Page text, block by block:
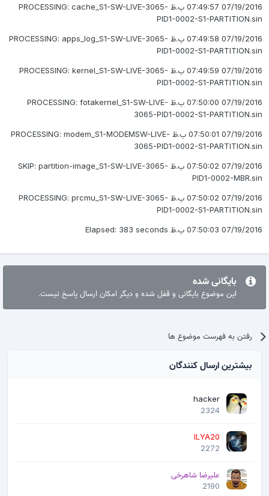
07/19/2016 07:49:57 ب.ظ PROCESSING: cache_S1-SW-LIVE-3065-
PID1-0002-S1-PARTITION.sin
07/19/2016 07:49:58 ب.ظ PROCESSING: apps_log_S1-SW-LIVE-3065-
PID1-0002-S1-PARTITION.sin
07/19/2016 07:49:59 ب.ظ PROCESSING: kernel_S1-SW-LIVE-3065-
PID1-0002-S1-PARTITION.sin
07/19/2016 07:50:00 ب.ظ PROCESSING: fotakernel_S1-SW-LIVE-
3065-PID1-0002-S1-PARTITION.sin
07/19/2016 07:50:01 ب.ظ PROCESSING: modem_S1-MODEMSW-LIVE-
3065-PID1-0002-S1-PARTITION.sin
07/19/2016 07:50:02 ب.ظ SKIP: partition-image_S1-SW-LIVE-3065-
PID1-0002-MBR.sin
07/19/2016 07:50:02 ب.ظ PROCESSING: prcmu_S1-SW-LIVE-3065-
PID1-0002-S1-PARTITION.sin
07/19/2016 07:50:03 ب.ظ Elapsed: 383 seconds
بایگانی شده
این موضوع بایگانی و قفل شده و دیگر امکان ارسال پاسخ نیست.
رفتن به فهرست موضوع ها
بیشترین ارسال کنندگان
hacker
2324
ILYA20
2272
علیرضا شاهرخی
2190